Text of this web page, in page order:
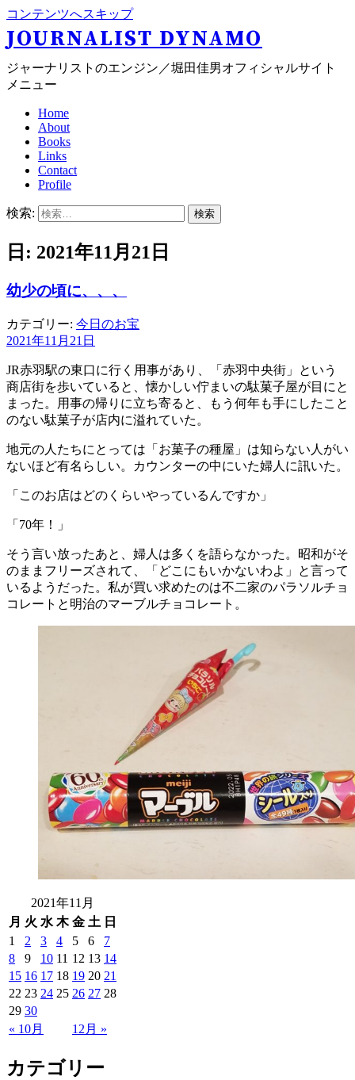
コンテンツへスキップ
JOURNALIST DYNAMO
ジャーナリストのエンジン／堀田佳男オフィシャルサイト
メニュー
Home
About
Books
Links
Contact
Profile
検索:
日: 2021年11月21日
幼少の頃に、、、
カテゴリー: 今日のお宝
2021年11月21日
JR赤羽駅の東口に行く用事があり、「赤羽中央街」という
商店街を歩いていると、懐かしい佇まいの駄菓子屋が目にと
まった。用事の帰りに立ち寄ると、もう何年も手にしたこと
のない駄菓子が店内に溢れていた。
地元の人たちにとっては「お菓子の種屋」は知らない人がい
ないほど有名らしい。カウンターの中にいた婦人に訊いた。
「このお店はどのくらいやっているんですか」
「70年！」
そう言い放ったあと、婦人は多くを語らなかった。昭和がそ
のままフリーズされて、「どこにもいかないわよ」と言って
いるようだった。私が買い求めたのは不二家のパラソルチョ
コレートと明治のマーブルチョコレート。
2021年11月
月 火 水 木 金 土 日
« 10月 12月 »
1 2 3 4 5 6
7
8
9 10 11 12 13 14
15 16 17 18 19 20 21
22 23 24 25 26 27 28
29 30
カテゴリー